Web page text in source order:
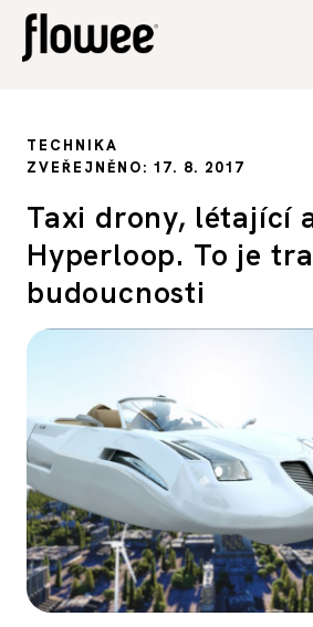
PORADNA
TECHNIKA
ZVEŘEJNĚNO: 17. 8. 2017
Taxi drony, létající
Hyperloop. To je
budoucnosti